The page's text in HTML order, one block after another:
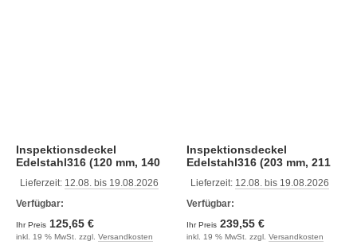
Inspektionsdeckel
Edelstahl316 (120 mm, 140
Lieferzeit: 12.08. bis 19.08.2026
Verfügbar:
Ihr Preis 125,65 €
inkl. 19 % MwSt. zzgl. Versandkosten
Inspektionsdeckel
Edelstahl316 (203 mm, 211
Lieferzeit: 12.08. bis 19.08.2026
Verfügbar:
Ihr Preis 239,55 €
inkl. 19 % MwSt. zzgl. Versandkosten